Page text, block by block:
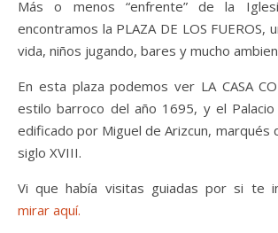
Más o menos “enfrente” de la
encontramos la PLAZA DE LOS FUEROS,
vida, niños jugando, bares y mucho
En esta plaza podemos ver LA CASA
estilo barroco del año 1695, y el Palacio
edificado por Miguel de Arizcun, marqués
siglo XVIII.
Vi que había visitas guiadas por si te
mirar aquí.